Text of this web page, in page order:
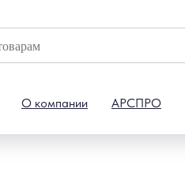
О компании АРСПРО